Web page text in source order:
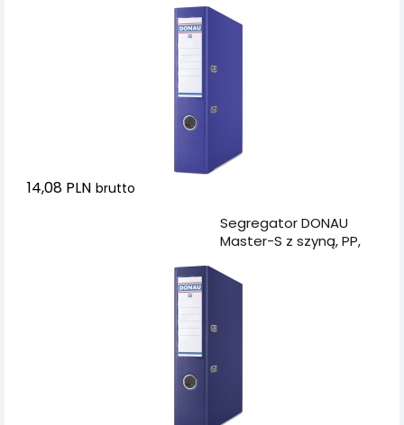
ciemnoniebieski
14,08 PLN brutto
Segregator DONAU
Master-S z szyną, PP,